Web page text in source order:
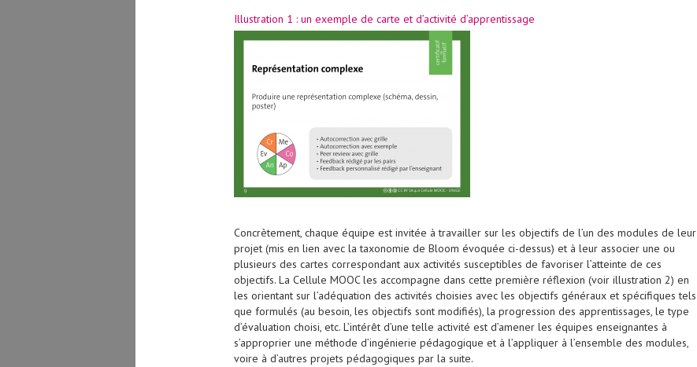
Illustration 1 : un exemple de carte et d’activité d’apprentissage
Concrètement, chaque équipe est invitée à travailler sur les objectifs de l’un des modules de leur
projet (mis en lien avec la taxonomie de Bloom évoquée ci-dessus) et à leur associer une ou
plusieurs des cartes correspondant aux activités susceptibles de favoriser l’atteinte de ces
objectifs. La Cellule MOOC les accompagne dans cette première réflexion (voir illustration 2) en
les orientant sur l’adéquation des activités choisies avec les objectifs généraux et spécifiques tels
que formulés (au besoin, les objectifs sont modifiés), la progression des apprentissages, le type
d’évaluation choisi, etc. L’intérêt d’une telle activité est d’amener les équipes enseignantes à
s’approprier une méthode d’ingénierie pédagogique et à l’appliquer à l’ensemble des modules,
voire à d’autres projets pédagogiques par la suite.